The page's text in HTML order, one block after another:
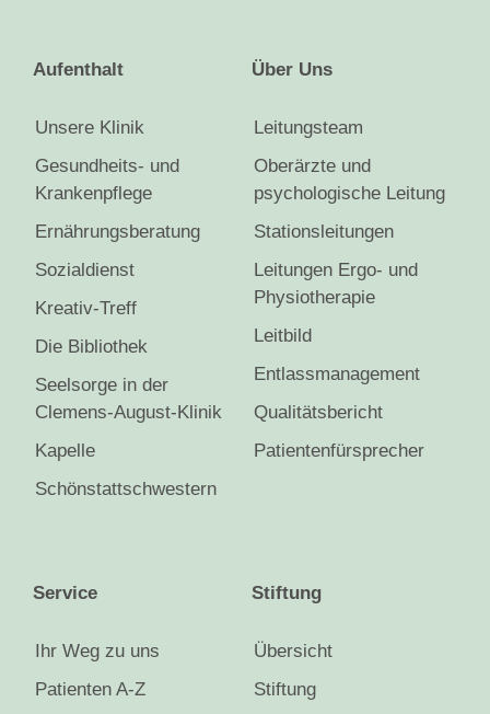
Aufenthalt
Unsere Klinik
Gesundheits- und
Krankenpflege
Ernährungsberatung
Sozialdienst
Kreativ-Treff
Die Bibliothek
Seelsorge in der
Clemens-August-Klinik
Kapelle
Schönstattschwestern
Über Uns
Leitungsteam
Oberärzte und
psychologische Leitung
Stationsleitungen
Leitungen Ergo- und
Physiotherapie
Leitbild
Entlassmanagement
Qualitätsbericht
Patientenfürsprecher
Service
Ihr Weg zu uns
Patienten A-Z
Stiftung
Übersicht
Stiftung